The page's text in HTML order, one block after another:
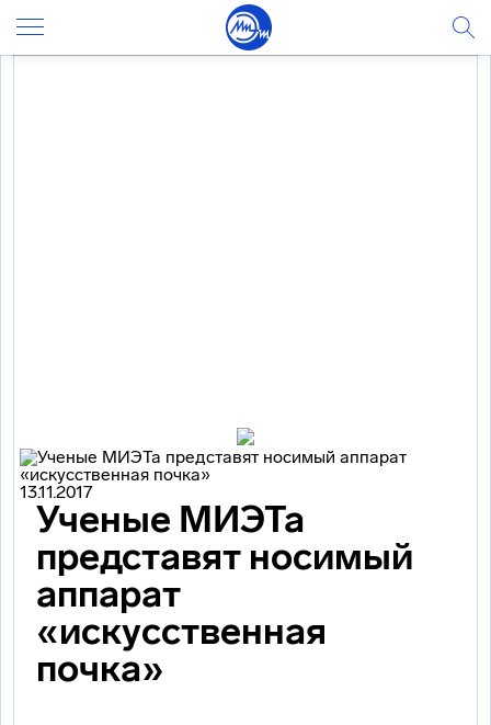
13.11.2017
Ученые МИЭТа
представят носимый
аппарат
«искусственная
почка»